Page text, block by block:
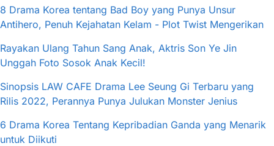
8 Drama Korea tentang Bad Boy yang Punya Unsur
Antihero, Penuh Kejahatan Kelam - Plot Twist Mengerikan
Rayakan Ulang Tahun Sang Anak, Aktris Son Ye Jin
Unggah Foto Sosok Anak Kecil!
Sinopsis LAW CAFE Drama Lee Seung Gi Terbaru yang
Rilis 2022, Perannya Punya Julukan Monster Jenius
6 Drama Korea Tentang Kepribadian Ganda yang Menarik
untuk Diikuti